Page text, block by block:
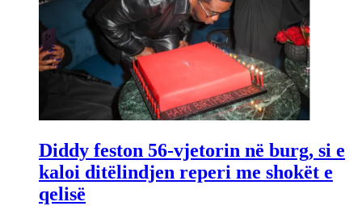
Diddy feston 56-vjetorin në burg, si e
kaloi ditëlindjen reperi me shokët e
qelisë